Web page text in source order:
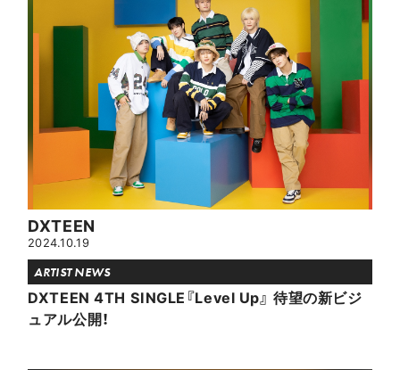
DXTEEN
2024.10.19
ARTIST NEWS
DXTEEN 4TH SINGLE『Level Up』 待望の新ビジ
ュアル公開！